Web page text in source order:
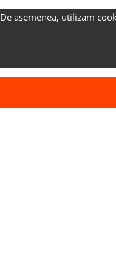
De asemenea, utilizam